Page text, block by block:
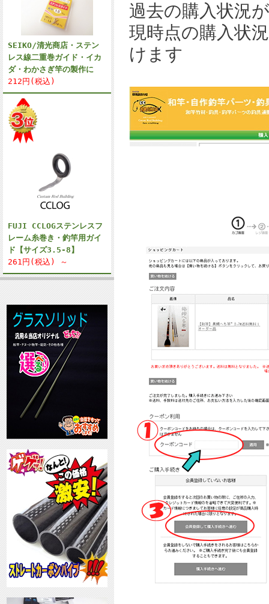
SEIKO/清光商店・ステン
レス線二重巻ガイド・イカ
ダ・わかさぎ竿の製作に
212円(税込)
FUJI CCLOGステンレスフ
レーム糸巻き・釣竿用ガイ
ド【サイズ3.5-8】
261円(税込) ～
過去の購入状況
現時点の購入状
けます